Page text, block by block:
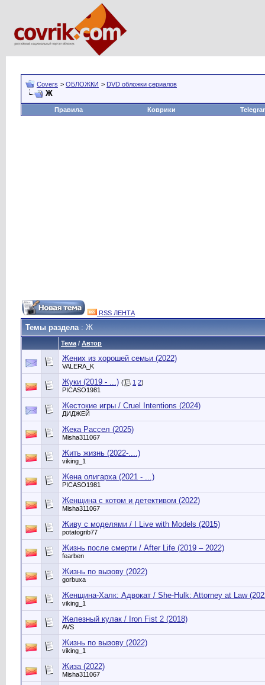
Covers > ОБЛОЖКИ > DVD обложки сериалов
Ж
Правила Коврики
RSS ЛЕНТА
Темы раздела: Ж
Тема / Автор
Жених из хорошей семьи (2022)
VALERA_K
Жуки (2019 - ...) ( 1 2)
PICASO1981
Жестокие игры / Cruel Intentions (2024)
ДИДЖЕЙ
Жека Рассел (2025)
Misha311067
Жить жизнь (2022-....)
viking_1
Жена олигарха (2021 - ...)
PICASO1981
Женщина с котом и детективом (2022)
Misha311067
Живу с моделями / I Live with Models (2015)
potatogrib77
Жизнь после смерти / After Life (2019 – 2022)
fearben
Жизнь по вызову (2022)
gorbuxa
Женщина-Халк: Адвокат / She-Hulk: Attorney at Law
viking_1
Железный кулак / Iron Fist 2 (2018)
AVS
Жизнь по вызову (2022)
viking_1
Жиза (2022)
Misha311067